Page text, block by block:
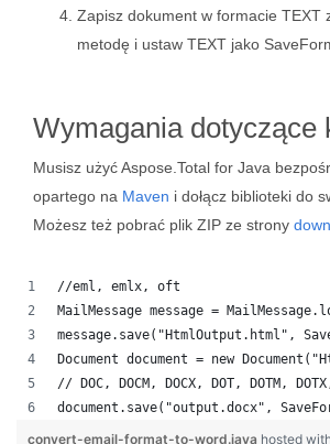
Zapisz dokument w formacie TEXT
metodę i ustaw TEXT jako
Wymagania dotyczące
Musisz użyć Aspose.Total for Java
opartego na Maven i dołącz biblioteki do
Możesz też pobrać plik ZIP ze strony
//eml, emlx, oft
MailMessage message =
message.save("HtmlOutput.html",
Document document = new
// DOC, DOCM, DOCX, DOT, DOTM,
document.save("output.docx",
convert-email-format-to-word.java hosted